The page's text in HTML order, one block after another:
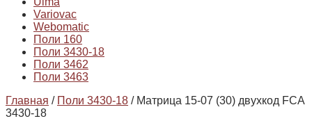
Variovac
Webomatic
Поли 160
Поли 3430-18
Поли 3462
Поли 3463
Главная / Поли 3430-18 / Матрица 15-07 (30) двухкод FCA
3430-18